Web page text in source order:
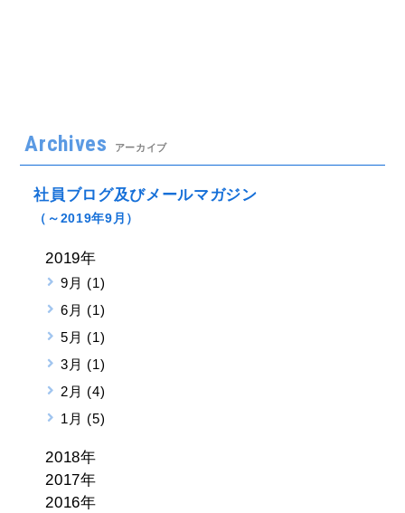
Archives アーカイブ
社員ブログ及びメールマガジン
（～2019年9月）
2019年
9月 (1)
6月 (1)
5月 (1)
3月 (1)
2月 (4)
1月 (5)
2018年
2017年
2016年